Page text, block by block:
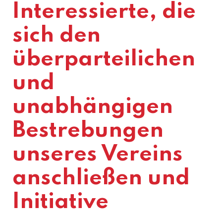
Interessierte, die
sich den
überparteilichen
und
unabhängigen
Bestrebungen
unseres Vereins
anschließen und
Initiative